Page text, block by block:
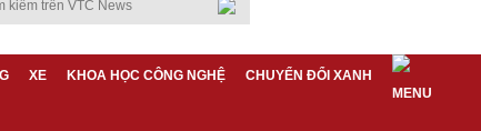
XE KHOA HỌC CÔNG NGHỆ CHUYỂN ĐỔI XANH